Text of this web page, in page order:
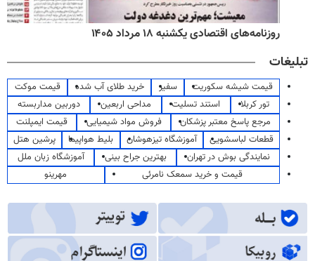
روزنامه‌های اقتصادی یکشنبه ۱۸ مرداد ۱۴۰۵
تبلیغات
قیمت شیشه سکوریت سفیر خرید طلای آب شده
قیمت موکت
تور کربلا
استند تسلیت مداحی اربعین
دوربین مداربسته
مرجع پاسخ معتبر پزشکان
فروش مواد شیمیایی
قیمت ایمپلنت
قطعات لباسشویی
آموزشگاه تیزهوشان بلیط هواپیما
پرشین هتل
نمایندگی بوش در تهران
بهترین جراح بینی
آموزشگاه زبان ملل
قیمت و خرید سمعک نامرئی
مهرینو